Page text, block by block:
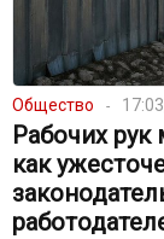
Общество
Рабочих
как